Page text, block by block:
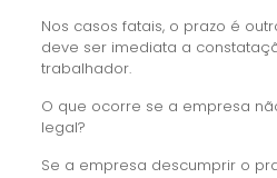
Nos casos fatais, o prazo é
deve ser imediata a
trabalhador.
O que ocorre se a empresa
legal?
Se a empresa descumprir o